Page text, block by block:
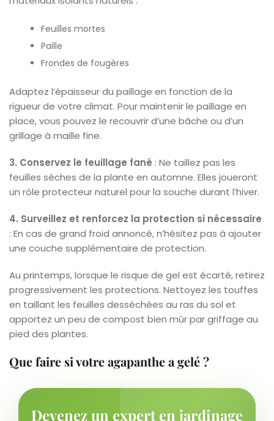
Feuilles mortes
Paille
Frondes de fougères
Adaptez l’épaisseur du paillage en fonction de la
rigueur de votre climat. Pour maintenir le paillage en
place, vous pouvez le recouvrir d’une bâche ou d’un
grillage à maille fine.
3. Conservez le feuillage fané : Ne taillez pas les
feuilles sèches de la plante en automne. Elles joueront
un rôle protecteur naturel pour la souche durant l’hiver.
4. Surveillez et renforcez la protection si nécessaire
: En cas de grand froid annoncé, n’hésitez pas à ajouter
une couche supplémentaire de protection.
Au printemps, lorsque le risque de gel est écarté, retirez
progressivement les protections. Nettoyez les touffes
en taillant les feuilles desséchées au ras du sol et
apportez un peu de compost bien mûr par griffage au
pied des plantes.
Que faire si votre agapanthe a gelé ?
Devenez un expert en jardinage